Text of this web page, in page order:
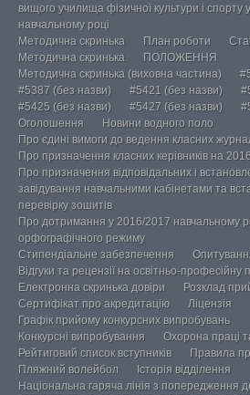
вищого училища фізичної культури і спорту
навчальному році
Методична скринька
План роботи
Методична скринька
ПОЛОЖЕННЯ
Методична скринька (виховна частина)
#5387 (без назви)
#5421 (без назви)
#5425 (без назви)
#5427 (без назви)
Оголошення
Новини водного поло
Про єдині вимоги до ведення класних
Про призначення класних керівників на
Про призначення відповідальних і
завідування навчальними кабінетами та
перевірку зошитів
Про дотримання у 2016/2017 навчальному
орфографічного режиму
Стипендіальне забезпечення
Відгуки та рецензії на освітньо-професійну
Електронна скринька довіри
Розклад
Сертифікат про акредитацію
Ліцензія
Графік прийому конкурсних випробувань
Конкурсні випробування
Охорона праці
Рейтиговий список вступників
Правила
Пляжний волейбол
Історія відділення
Національна гаряча лінія з попередження